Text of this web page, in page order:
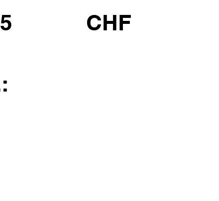
CHF